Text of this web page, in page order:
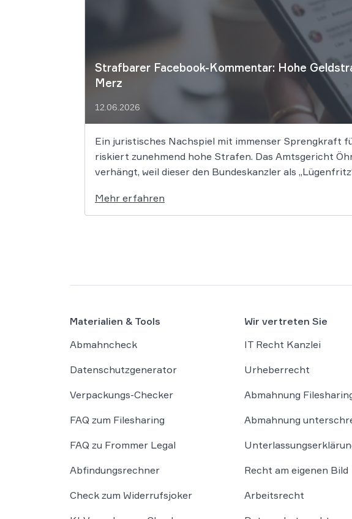
Strafbarer Facebook-Kommentar: Hohe
Merz
12.06.2026
Ein juristisches Nachspiel mit immenser Sprengkraft
riskiert zunehmend hohe Strafen. Das Amtsgericht
verhängt, weil dieser den Bundeskanzler als
Mehr erfahren
Materialien & Tools
Abmahncheck
Datenschutzgenerator
Verpackungs-Checker
FAQ zum Filesharing
FAQ zu Frommer Legal
Abfindungsrechner
Check zum Widerrufsjoker
Wir vertreten Sie
IT Recht Kanzlei
Urheberrecht
Abmahnung
Abmahnung
Recht am eigenen Bild
Arbeitsrecht